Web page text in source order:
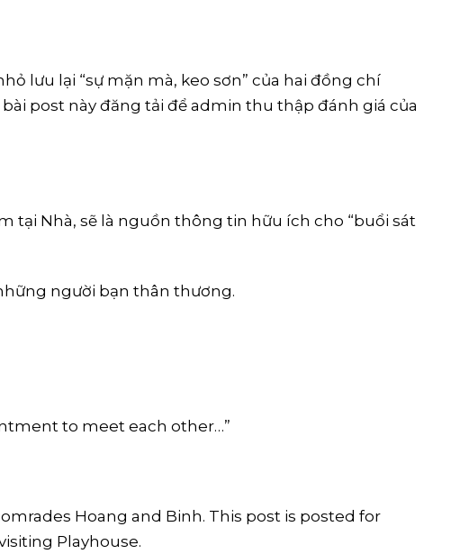
lưu lại “sự mặn mà, keo sơn” của hai đồng chí
post này đăng tải để admin thu thập đánh giá của
tại Nhà, sẽ là nguồn thông tin hữu ích cho “buổi sát
người bạn thân thương.
to meet each other…”
Hoang and Binh. This post is posted for
Playhouse.